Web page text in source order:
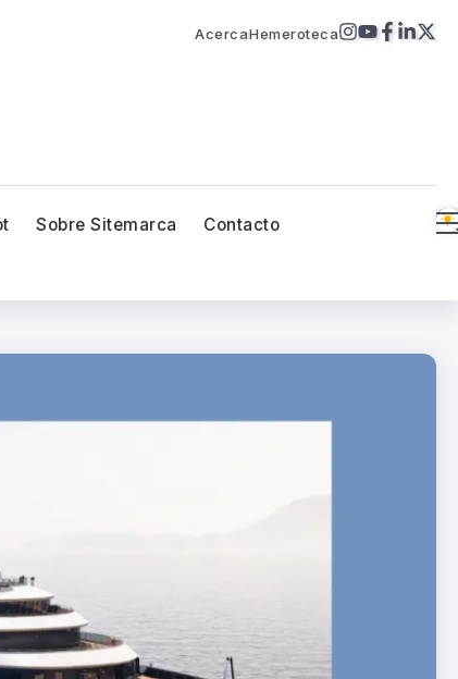
AcercaHemeroteca
Sobre Sitemarca
Contacto